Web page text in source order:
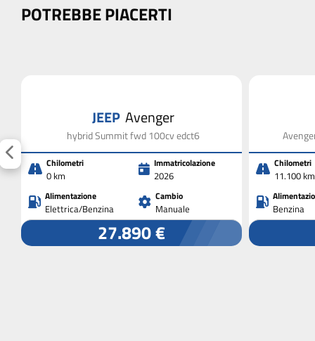
POTREBBE PIACERTI
JEEP Avenger
hybrid Summit fwd 100cv edct6
Chilometri
0 km
Immatricolazione
2026
Alimentazione
Elettrica/Benzina
Cambio
Manuale
27.890 €
Chilometri
11.100 km
Benzina